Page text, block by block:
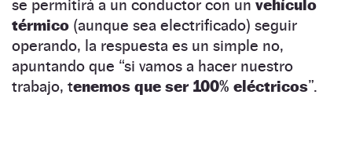
se permitirá a un conductor con un vehículo
térmico (aunque sea electrificado) seguir
operando, la respuesta es un simple no,
apuntando que “si vamos a hacer nuestro
trabajo, tenemos que ser 100% eléctricos”.